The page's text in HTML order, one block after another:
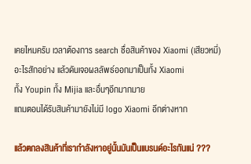
เคยไหมครับ เวลาต้องการ search ชื่อสินค้าของ Xiaomi (เสียวหมี่)
อะไรสักอย่าง แล้วดันเจอผลลัพธ์ออกมาเป็นทั้ง Xiaomi
ทั้ง Youpin ทั้ง Mijia และอื่นๆอีกมากมาย
แถมตอนได้รับสินค้ามายังไม่มี logo Xiaomi อีกต่างหาก
แล้วตกลงสินค้าที่เรากำลังหาอยู่นั้นมันเป็นแบรนด์อะไรกันแน่ ???